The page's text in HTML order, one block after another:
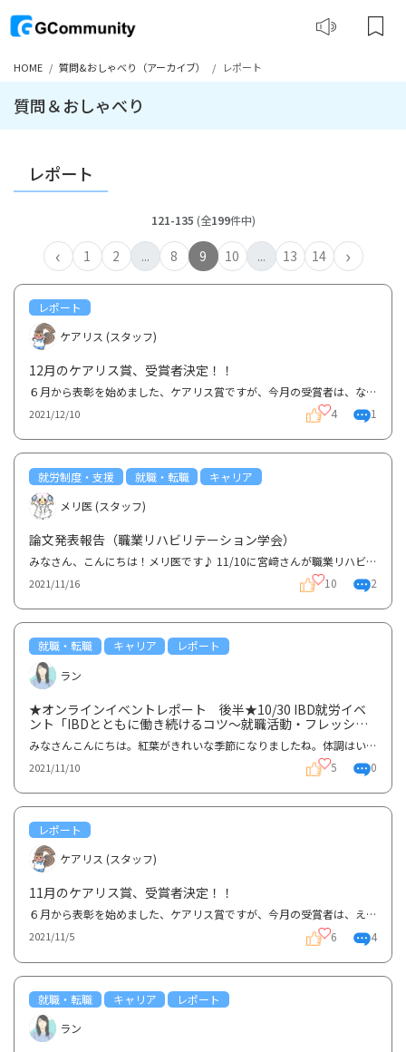
HOME 質問&おしゃべり（アーカイブ） レポート
質問＆おしゃべり
レポート
121-135 (全199件中)
‹ 1 2 ... 8 9 10 ... 13 14 ›
レポート
ケアリス (スタッフ)
12月のケアリス賞、受賞者決定！！
６月から表彰を始めました、ケアリス賞ですが、今月の受賞者は、なおぶたさん、Lisaさんの２名に決定し...
2021/12/10 4 1
就労制度・支援 就職・転職
キャリア
メリ医 (スタッフ)
論文発表報告（職業リハビリテーション学会）
みなさん、こんにちは！メリ医です♪ 11/10に宮﨑さんが職業リハビリテーション学会にて、Gコミュニティ...
2021/11/16 10 2
就職・転職 キャリア
レポート
ラン
★オンラインイベントレポート 後半★10/30 IBD就労イベ
ント「IBDとともに働き続けるコツ〜就職活動・フレッシュ
マン〜」②
みなさんこんにちは。紅葉がきれいな季節になりましたね。体調はいかがですか？さて、10/30（土）14:00-...
2021/11/10 5 0
レポート
ケアリス (スタッフ)
11月のケアリス賞、受賞者決定！！
６月から表彰を始めました、ケアリス賞ですが、今月の受賞者は、えびてんさん、ひめたろうさん、しじみ...
2021/11/5 6 4
就職・転職 キャリア
レポート
ラン